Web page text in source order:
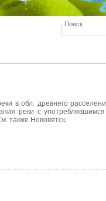
в обл. древнего
реки с
также Нововятск.